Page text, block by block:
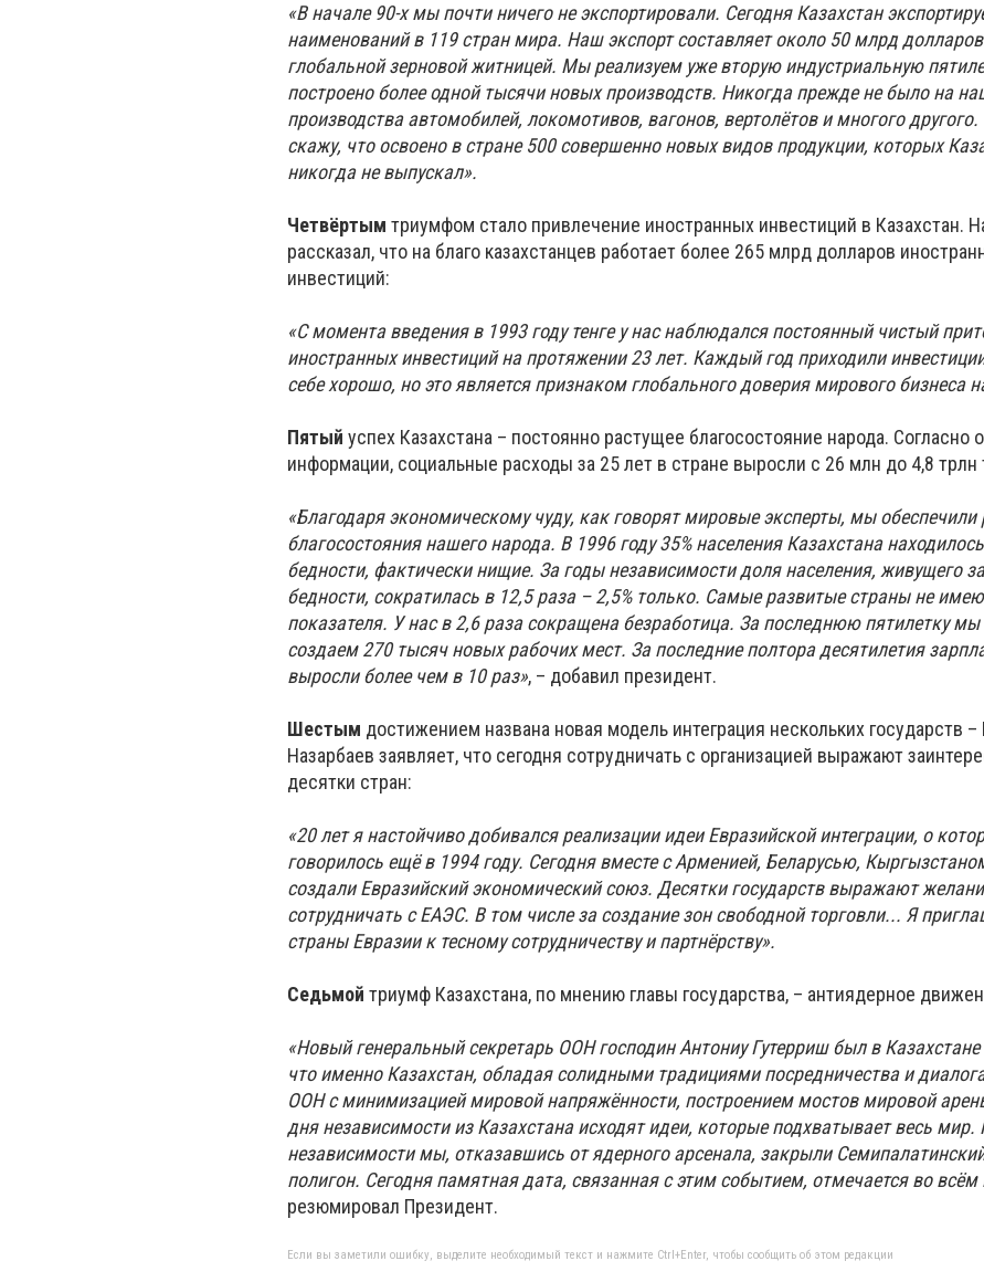
«В начале 90-х мы почти ничего не экспортировали. Сегодня Казахстан
наименований в 119 стран мира. Наш экспорт составляет около 50 млрд
глобальной зерновой житницей. Мы реализуем уже вторую индустриальную
построено более одной тысячи новых производств. Никогда прежде не было на
производства автомобилей, локомотивов, вагонов, вертолётов и многого другого.
скажу, что освоено в стране 500 совершенно новых видов продукции, которых
никогда не выпускал».
Четвёртым триумфом стало привлечение иностранных инвестиций в Казахстан.
рассказал, что на благо казахстанцев работает более 265 млрд долларов
инвестиций:
«С момента введения в 1993 году тенге у нас наблюдался постоянный чистый
иностранных инвестиций на протяжении 23 лет. Каждый год приходили
себе хорошо, но это является признаком глобального доверия мирового бизнеса
Пятый успех Казахстана – постоянно растущее благосостояние народа. Согласно
информации, социальные расходы за 25 лет в стране выросли с 26 млн до 4,8 трлн
«Благодаря экономическому чуду, как говорят мировые эксперты, мы обеспечили
благосостояния нашего народа. В 1996 году 35% населения Казахстана
бедности, фактически нищие. За годы независимости доля населения, живущего
бедности, сократилась в 12,5 раза – 2,5% только. Самые развитые страны не
показателя. У нас в 2,6 раза сокращена безработица. За последнюю пятилетку
создаем 270 тысяч новых рабочих мест. За последние полтора десятилетия
выросли более чем в 10 раз», – добавил президент.
Шестым достижением названа новая модель интеграция нескольких государств
Назарбаев заявляет, что сегодня сотрудничать с организацией выражают
десятки стран:
«20 лет я настойчиво добивался реализации идеи Евразийской интеграции, о
говорилось ещё в 1994 году. Сегодня вместе с Арменией, Беларусью,
создали Евразийский экономический союз. Десятки государств выражают
сотрудничать с ЕАЭС. В том числе за создание зон свободной торговли... Я
страны Евразии к тесному сотрудничеству и партнёрству».
Седьмой триумф Казахстана, по мнению главы государства, – антиядерное
«Новый генеральный секретарь ООН господин Антониу Гутерриш был в Казахстане
что именно Казахстан, обладая солидными традициями посредничества и
ООН с минимизацией мировой напряжённости, построением мостов мировой
дня независимости из Казахстана исходят идеи, которые подхватывает весь мир.
независимости мы, отказавшись от ядерного арсенала, закрыли
полигон. Сегодня памятная дата, связанная с этим событием, отмечается во всём
резюмировал Президент.
Если вы заметили ошибку, выделите необходимый текст и нажмите Ctrl+Enter, чтобы сообщить об этом редакции